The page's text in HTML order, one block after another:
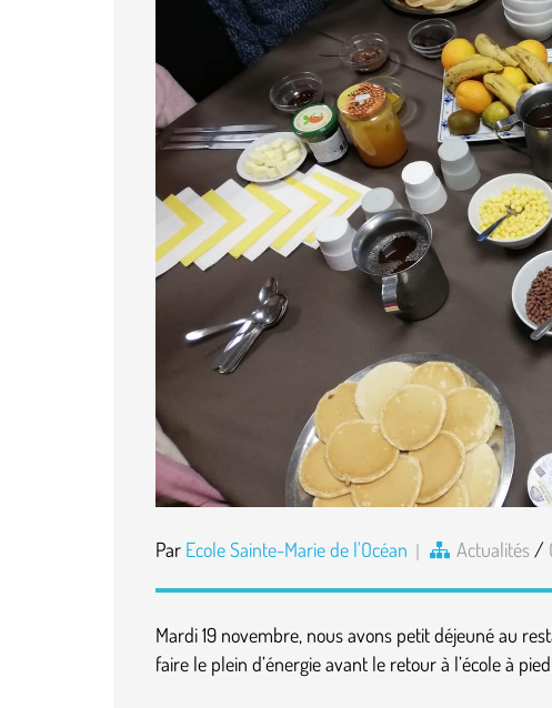
Par Ecole Sainte-Marie de l'Océan Actualités /
Mardi 19 novembre, nous avons petit déjeuné au
faire le plein d’énergie avant le retour à l’école à